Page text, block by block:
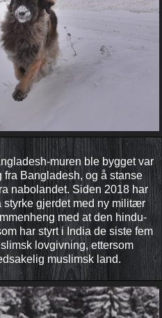
muren ble bygget var
Bangladesh, og å stanse
nabolandet. Siden 2018 har
styrke gjerdet med ny militær
med at den hindu-
har styrt i India de siste fem
lovgivning, ettersom
muslimsk land.